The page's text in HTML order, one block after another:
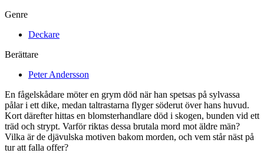
Genre
Deckare
Berättare
Peter Andersson
En fågelskådare möter en grym död när han spetsas på sylvassa
pålar i ett dike, medan taltrastarna flyger söderut över hans huvud.
Kort därefter hittas en blomsterhandlare död i skogen, bunden vid ett
träd och strypt. Varför riktas dessa brutala mord mot äldre män?
Vilka är de djävulska motiven bakom morden, och vem står näst på
tur att falla offer?